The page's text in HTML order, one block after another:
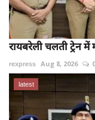
रायबरेली चलती ट्रेन में
rexpress Aug 8, 2026 0
latest